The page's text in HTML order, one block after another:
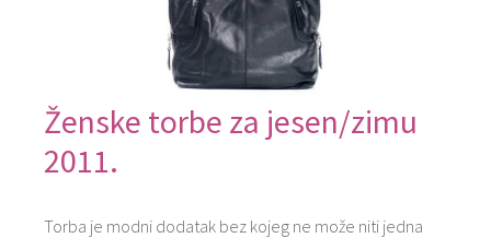
Ženske torbe za jesen/zimu
2011.
Torba je modni dodatak bez kojeg ne može niti jedna